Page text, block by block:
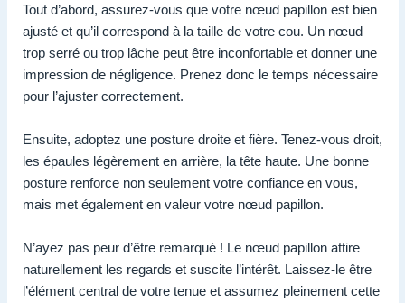
Tout d’abord, assurez-vous que votre nœud papillon est bien
ajusté et qu’il correspond à la taille de votre cou. Un nœud
trop serré ou trop lâche peut être inconfortable et donner une
impression de négligence. Prenez donc le temps nécessaire
pour l’ajuster correctement.
Ensuite, adoptez une posture droite et fière. Tenez-vous droit,
les épaules légèrement en arrière, la tête haute. Une bonne
posture renforce non seulement votre confiance en vous,
mais met également en valeur votre nœud papillon.
N’ayez pas peur d’être remarqué ! Le nœud papillon attire
naturellement les regards et suscite l’intérêt. Laissez-le être
l’élément central de votre tenue et assumez pleinement cette